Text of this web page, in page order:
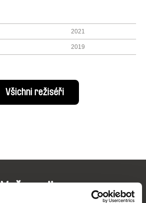
2021
2019
Všichni režiséři
Vaše online